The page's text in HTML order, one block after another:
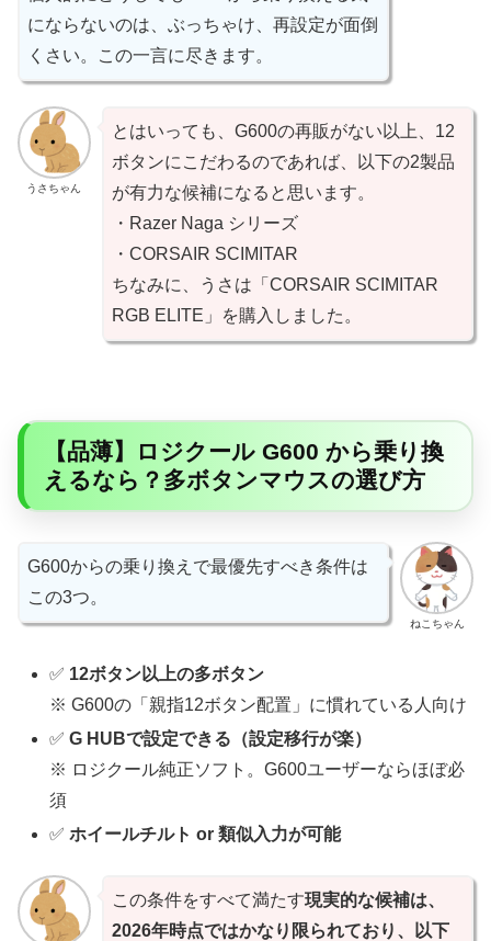
にならないのは、ぶっちゃけ、再設定が面倒
くさい。この一言に尽きます。
うさちゃん
とはいっても、G600の再販がない以上、12
ボタンにこだわるのであれば、以下の2製品
が有力な候補になると思います。
・Razer Naga シリーズ
・CORSAIR SCIMITAR
ちなみに、うさは「CORSAIR SCIMITAR
RGB ELITE」を購入しました。
【品薄】ロジクール G600 から乗り換
えるなら？多ボタンマウスの選び方
ねこちゃん
G600からの乗り換えで最優先すべき条件は
この3つ。
✅ 12ボタン以上の多ボタン
※ G600の「親指12ボタン配置」に慣れている人向け
✅G HUBで設定できる（設定移行が楽）
※ ロジクール純正ソフト。G600ユーザーならほぼ必
須
✅ホイールチルト or 類似入力が可能
この条件をすべて満たす現実的な候補は、
2026年時点ではかなり限られており、以下